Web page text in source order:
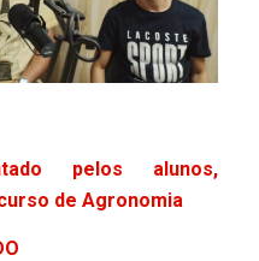
pelos alunos,
de Agronomia